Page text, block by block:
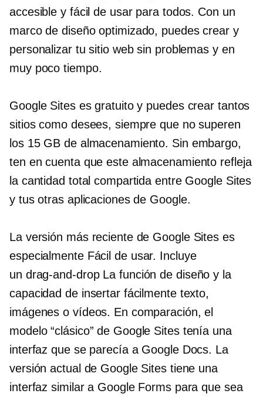
accesible y fácil de usar para todos. Con un
marco de diseño optimizado, puedes crear y
personalizar tu sitio web sin problemas y en
muy poco tiempo.
Google Sites es gratuito y puedes crear tantos
sitios como desees, siempre que no superen
los 15 GB de almacenamiento. Sin embargo,
ten en cuenta que este almacenamiento refleja
la cantidad total compartida entre Google Sites
y tus otras aplicaciones de Google.
La versión más reciente de Google Sites es
especialmente Fácil de usar. Incluye
un drag-and-dropLa función de diseño y la
capacidad de insertar fácilmente texto,
imágenes o vídeos. En comparación, el
modelo “clásico” de Google Sites tenía una
interfaz que se parecía a Google Docs. La
versión actual de Google Sites tiene una
interfaz similar a Google Forms para que sea